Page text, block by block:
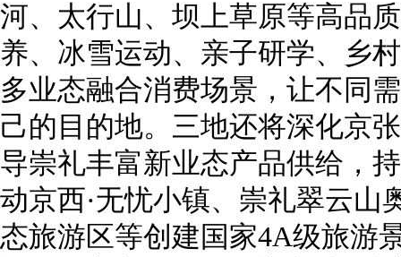
河、太行山、坝上草原等高品
养、冰雪运动、亲子研学、乡
多业态融合消费场景，让不同
己的目的地。三地还将深化京
导崇礼丰富新业态产品供给，
动京西·无忧小镇、崇礼翠云山
态旅游区等创建国家4A级旅游